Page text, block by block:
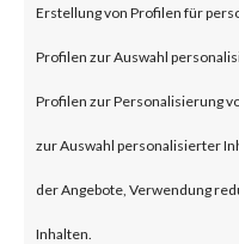
Erstellung von Profilen für
Profilen zur Auswahl
Profilen zur Personalisierung
zur Auswahl personalisierter
der Angebote, Verwendung
Inhalten.